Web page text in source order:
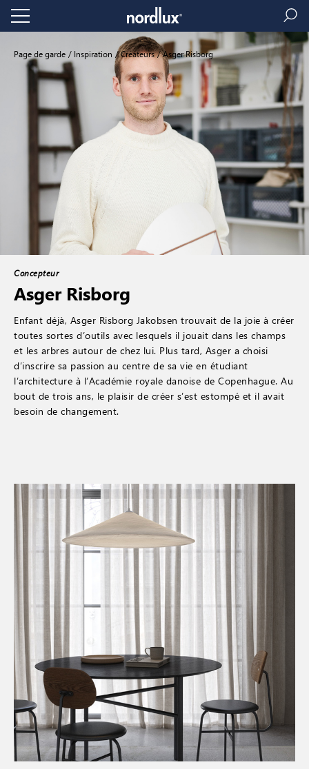
Page de garde Inspiration Créateurs Asger Risborg
Concepteur
Asger Risborg
Enfant déjà, Asger Risborg Jakobsen trouvait de la joie à créer
toutes sortes d’outils avec lesquels il jouait dans les champs
et les arbres autour de chez lui. Plus tard, Asger a choisi
d’inscrire sa passion au centre de sa vie en étudiant
l’architecture à l’Académie royale danoise de Copenhague. Au
bout de trois ans, le plaisir de créer s’est estompé et il avait
besoin de changement.